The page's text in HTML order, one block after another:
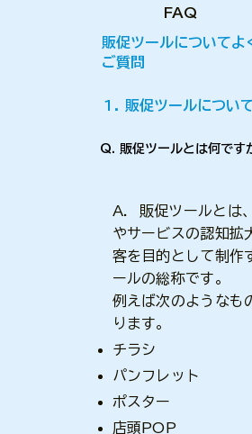
FAQ
販促ツールについてよ
ご質問
1. 販促ツールについ
Q. 販促ツールとは何です
A. 販促ツールとは
やサービスの認知拡
客を目的として制作
ールの総称です。
例えば次のようなも
ります。
チラシ
パンフレット
ポスター
店頭POP